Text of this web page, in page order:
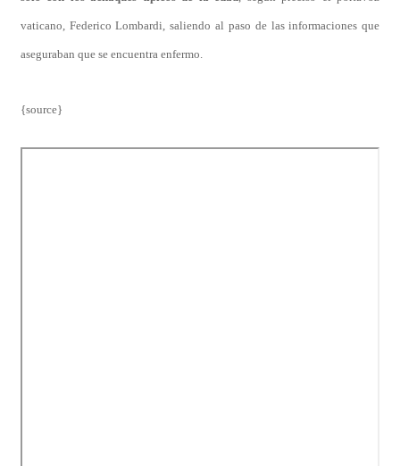
vaticano, Federico Lombardi, saliendo al paso de las informaciones que
aseguraban que se encuentra enfermo.
{source}